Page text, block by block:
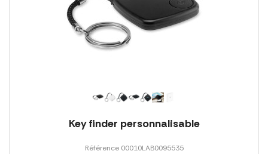
Key finder personnalisable
Référence 00010LAB0095535